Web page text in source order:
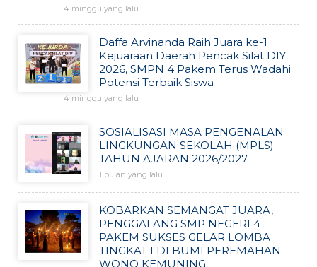
4 minggu yang lalu
Daffa Arvinanda Raih Juara ke-1
Kejuaraan Daerah Pencak Silat DIY
2026, SMPN 4 Pakem Terus Wadahi
Potensi Terbaik Siswa
4 minggu yang lalu
SOSIALISASI MASA PENGENALAN
LINGKUNGAN SEKOLAH (MPLS)
TAHUN AJARAN 2026/2027
1 bulan yang lalu
KOBARKAN SEMANGAT JUARA,
PENGGALANG SMP NEGERI 4
PAKEM SUKSES GELAR LOMBA
TINGKAT I DI BUMI PEREMAHAN
WONO KEMUNING